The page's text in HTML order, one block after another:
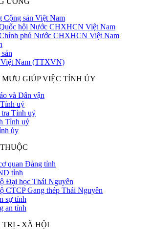
sản Việt Nam
hội Nước CHXHCN Việt Nam
phủ Nước CHXHCN Việt Nam
Việt Nam (TTXVN)
GIÚP VIỆC TỈNH ỦY
và Dân vận
uỷ
Tỉnh uỷ
Tỉnh uỷ
ủy
quan Đảng tỉnh
tỉnh
Đại học Thái Nguyên
CTCP Gang thép Thái Nguyên
sự tỉnh
an tỉnh
TRỊ - XÃ HỘI